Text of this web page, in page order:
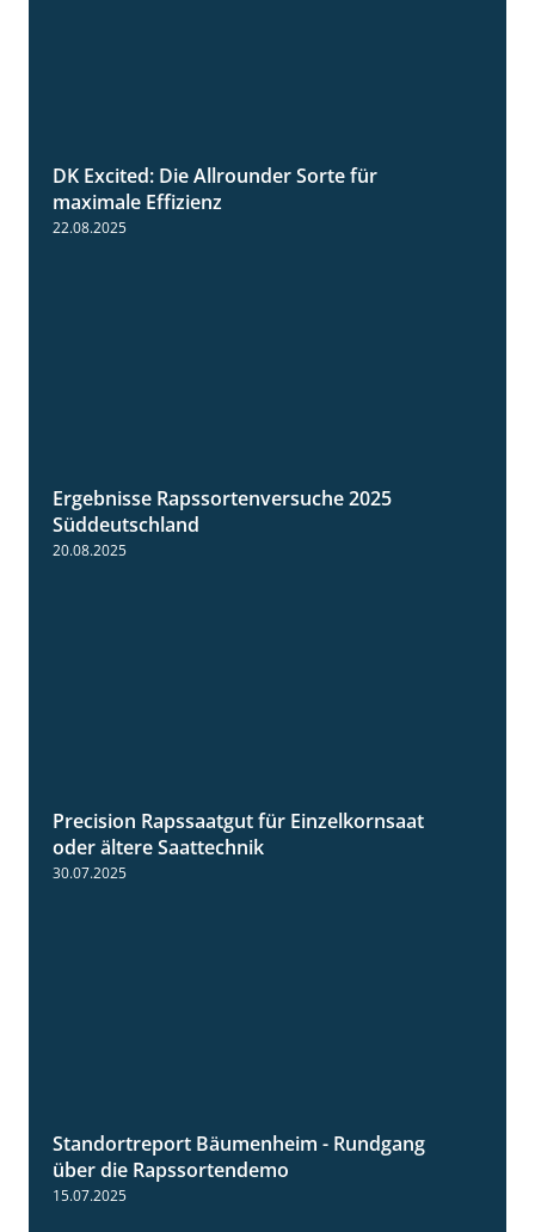
DK Excited: Die Allrounder Sorte für
maximale Effizienz
22.08.2025
Ergebnisse Rapssortenversuche 2025
Süddeutschland
20.08.2025
2:05
Precision Rapssaatgut für Einzelkornsaat
oder ältere Saattechnik
30.07.2025
6:03
Standortreport Bäumenheim - Rundgang
über die Rapssortendemo
15.07.2025